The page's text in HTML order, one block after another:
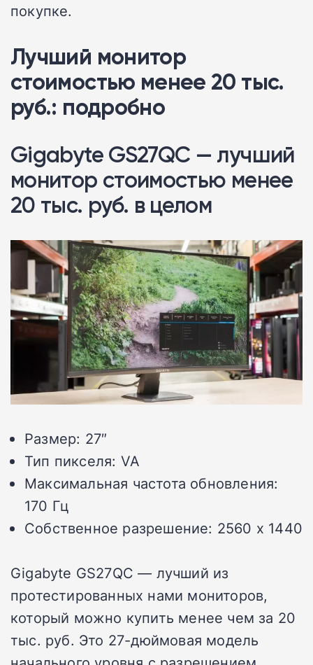
покупке.
Лучший монитор
стоимостью менее 20 тыс.
руб.: подробно
Gigabyte GS27QC — лучший
монитор стоимостью менее
20 тыс. руб. в целом
Размер: 27″
Тип пикселя: VA
Максимальная частота обновления:
170 Гц
Собственное разрешение: 2560 x 1440
Gigabyte GS27QC — лучший из
протестированных нами мониторов,
который можно купить менее чем за 20
тыс. руб. Это 27-дюймовая модель